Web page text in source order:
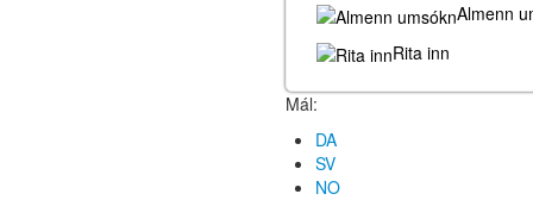
Almenn
Rita inn
Mál:
DA
SV
NO